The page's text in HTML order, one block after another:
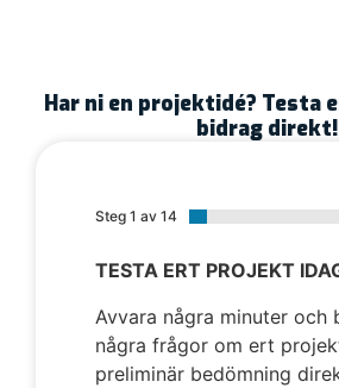
Har ni en projektidé? Testa
bidrag direkt!
Steg 1 av 14
TESTA ERT PROJEKT
Avvara några minuter och
några frågor om ert
preliminär bedömning